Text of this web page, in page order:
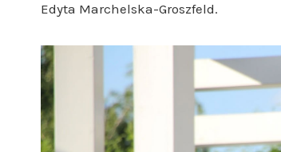
Edyta Marchelska-Groszfeld.